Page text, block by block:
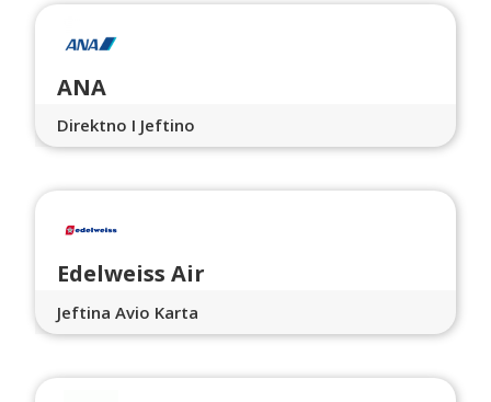
ANA
Direktno I Jeftino
Edelweiss Air
Jeftina Avio Karta